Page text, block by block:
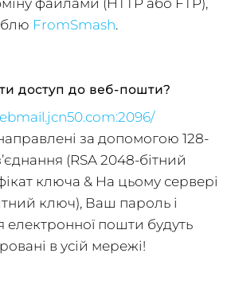
вам знадобляться інші типи
файлами (HTTP або FTP),
доступ до веб-пошти?
за допомогою 128-
(RSA 2048-бітний
ключа & На цьому сервері
ключ), Ваш пароль і
електронної пошти будуть